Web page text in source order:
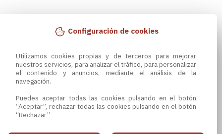
Configuración de cookies
Utilizamos cookies propias y de terceros para mejorar
nuestros servicios, para analizar el tráfico, para personalizar
el contenido y anuncios, mediante el análisis de la
navegación.
Puedes aceptar todas las cookies pulsando en el botón
“Aceptar”, rechazar todas las cookies pulsando en el botón
“Rechazar”